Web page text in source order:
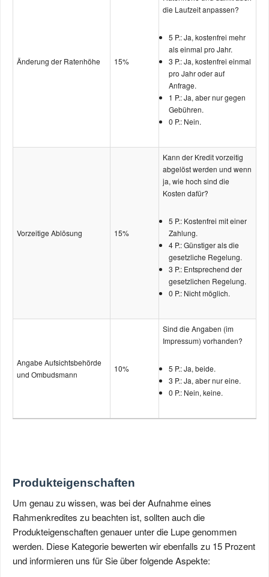
Änderung der Ratenhöhe 15%
die Laufzeit anpassen?
5 P.: Ja, kostenfrei mehr
als einmal pro Jahr.
3 P.: Ja, kostenfrei einmal
pro Jahr oder auf
Anfrage.
1 P.: Ja, aber nur gegen
Gebühren.
0 P.: Nein.
Vorzeitige Ablösung 15%
Kann der Kredit vorzeitig
abgelöst werden und wenn
ja, wie hoch sind die
Kosten dafür?
5 P.: Kostenfrei mit einer
Zahlung.
4 P.: Günstiger als die
gesetzliche Regelung.
3 P.: Entsprechend der
gesetzlichen Regelung.
0 P.: Nicht möglich.
Angabe Aufsichts­behörde
und Ombudsmann
10%
Sind die Angaben (im
Impressum) vorhanden?
5 P.: Ja, beide.
3 P.: Ja, aber nur eine.
0 P.: Nein, keine.
Produkteigenschaften
Um genau zu wissen, was bei der Aufnahme eines
Rahmenkredites zu beachten ist, sollten auch die
Produkteigenschaften genauer unter die Lupe genommen
werden. Diese Kategorie bewerten wir ebenfalls zu 15 Prozent
und informieren uns für Sie über folgende Aspekte: